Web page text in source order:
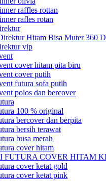
raffles rottan
rafles rotan
Hitam Bisa Muter 360
vip
cover hitam pita biru
cover putih
futura sofa putih
polos dan bercover
100 % original
bercover dan berpita
bersih terawat
busa merah
cover hitam
FUTURA COVER HITAM
cover ketat gold
cover ketat pink